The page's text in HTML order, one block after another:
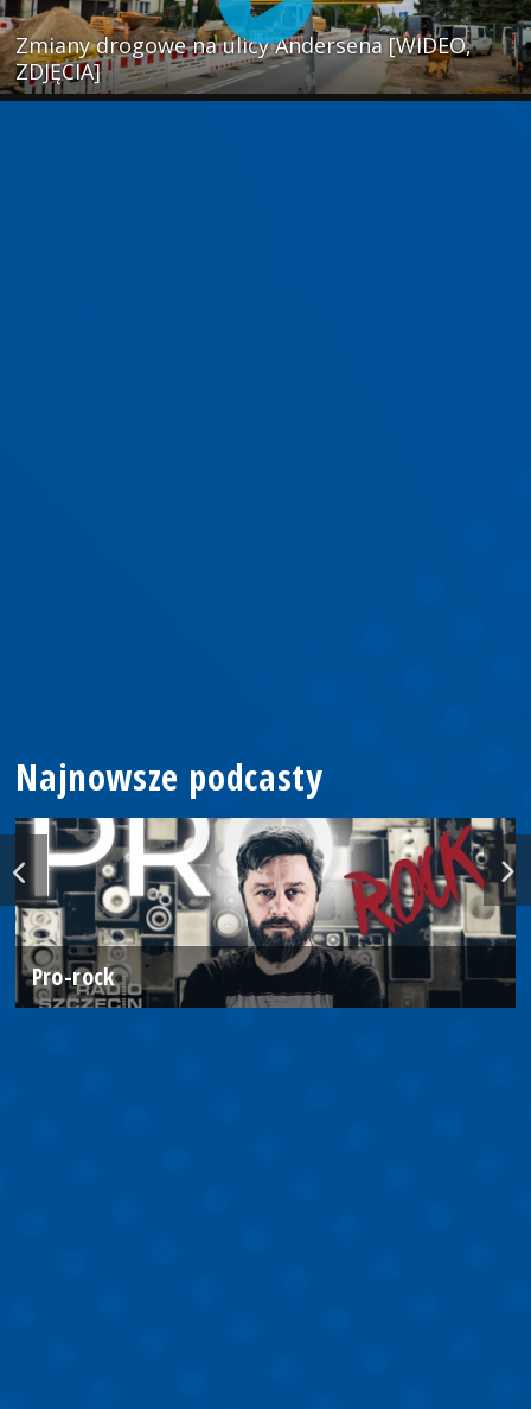
Zmiany drogowe na ulicy Andersena [WIDEO,
ZDJĘCIA]
Najnowsze podcasty
Pro-rock